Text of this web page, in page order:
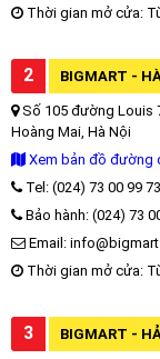
Thời gian mở cửa:
2 BIGMART -
Số 105 đường Louis
Hoàng Mai, Hà Nội
Xem bản đồ đường
Tel: (024) 73 00 99
Bảo hành: (024) 73
Email:
Thời gian mở cửa:
3 BIGMART -